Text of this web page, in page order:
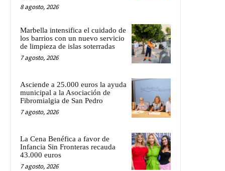
8 agosto, 2026
Marbella intensifica el cuidado de
los barrios con un nuevo servicio
de limpieza de islas soterradas
7 agosto, 2026
Asciende a 25.000 euros la ayuda
municipal a la Asociación de
Fibromialgia de San Pedro
7 agosto, 2026
La Cena Benéfica a favor de
Infancia Sin Fronteras recauda
43.000 euros
7 agosto, 2026